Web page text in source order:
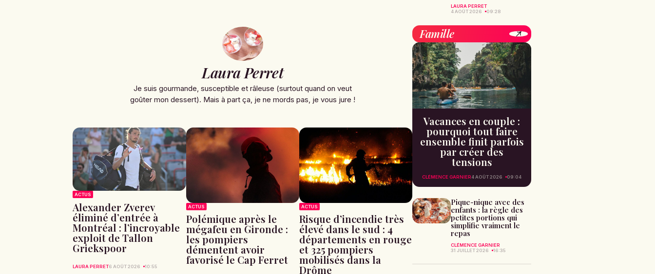
Laura Perret
Je suis gourmande, susceptible et râleuse (surtout quand on veut
goûter mon dessert). Mais à part ça, je ne mords pas, je vous jure !
ACTUS
Alexander Zverev
éliminé d’entrée à
Montréal : l’incroyable
exploit de Tallon
Griekspoor
LAURA PERRET6 AOÛT 2026 10:55
ACTUS
Polémique après le
mégafeu en Gironde :
les pompiers
démentent avoir
favorisé le Cap Ferret
ACTUS
Risque d’incendie très
élevé dans le sud : 4
départements en rouge
et 325 pompiers
mobilisés dans la
Drôme
LAURA PERRET
4 AOÛT 2026
09:28
Famille
Vacances en couple :
pourquoi tout faire
ensemble finit parfois
par créer des
tensions
CLÉMENCE GARNIER4 AOÛT 2026 09:04
Pique-nique avec des
enfants : la règle des
petites portions qui
simplifie vraiment le
repas
CLÉMENCE GARNIER
31 JUILLET 2026
16:35